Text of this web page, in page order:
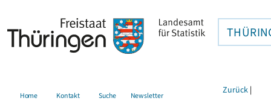
Home Kontakt Suche Newsletter Zurück |